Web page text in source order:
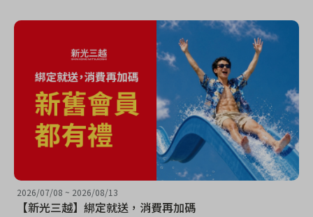
2026/07/08 ~ 2026/08/13
【新光三越】綁定就送，消費再加碼